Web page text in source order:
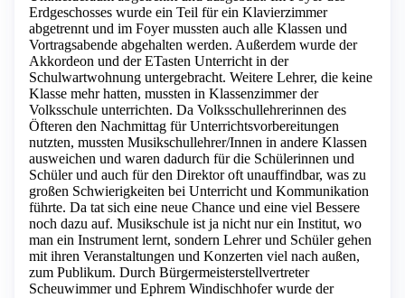
Erdgeschosses wurde ein Teil für ein Klavierzimmer
abgetrennt und im Foyer mussten auch alle Klassen und
Vortragsabende abgehalten werden. Außerdem wurde der
Akkordeon und der ETasten Unterricht in der
Schulwartwohnung untergebracht. Weitere Lehrer, die keine
Klasse mehr hatten, mussten in Klassenzimmer der
Volksschule unterrichten. Da Volksschullehrerinnen des
Öfteren den Nachmittag für Unterrichtsvorbereitungen
nutzten, mussten Musikschullehrer/Innen in andere Klassen
ausweichen und waren dadurch für die Schülerinnen und
Schüler und auch für den Direktor oft unauffindbar, was zu
großen Schwierigkeiten bei Unterricht und Kommunikation
führte. Da tat sich eine neue Chance und eine viel Bessere
noch dazu auf. Musikschule ist ja nicht nur ein Institut, wo
man ein Instrument lernt, sondern Lehrer und Schüler gehen
mit ihren Veranstaltungen und Konzerten viel nach außen,
zum Publikum. Durch Bürgermeisterstellvertreter
Scheuwimmer und Ephrem Windischhofer wurde der